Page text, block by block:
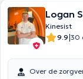
Logan
Kinesist
9.9|30
Over de